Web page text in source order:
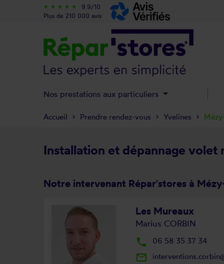
Installation et dépannage volet
Notre intervenant Répar'stores à
Les Mureaux
Marius CORBIN
local_phone 06 58 35 37 34
mail_outline
Accueil Prendre rendez-vous Yvelines
star_rate star_rate star_rate star_rate star_rate
9.9/10
Plus de 210 000 avis
Nos prestations aux particuliers